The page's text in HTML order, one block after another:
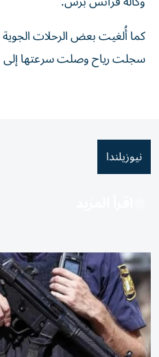
كما أُلغيت بعض الرحلات
سجلت رياح وصلت سرعتها إلى 128 كيلومترا في الساعة.
نيوزيلندا